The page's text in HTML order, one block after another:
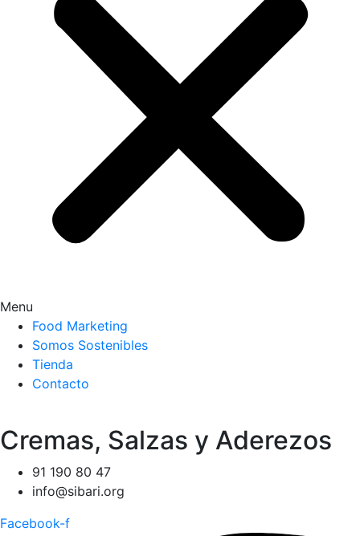
Menu
Food Marketing
Somos Sostenibles
Tienda
Contacto
Cremas, Salzas y Aderezos
91 190 80 47
info@sibari.org
Facebook-f